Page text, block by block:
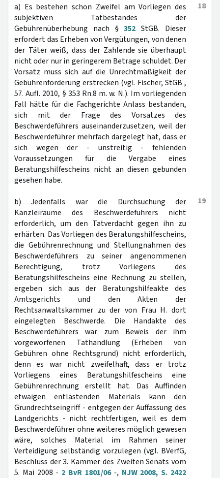
18
a) Es bestehen schon Zweifel am Vorliegen des
subjektiven Tatbestandes der
Gebührenüberhebung nach §352 StGB. Dieser
erfordert das Erheben von Vergütungen, von denen
der Täter weiß, dass der Zahlende sie überhaupt
nicht oder nur in geringerem Betrage schuldet. Der
Vorsatz muss sich auf die Unrechtmäßigkeit der
Gebührenforderung erstrecken (vgl. Fischer, StGB ,
57. Aufl. 2010, § 353 Rn.8 m. w. N.). Im vorliegenden
Fall hätte für die Fachgerichte Anlass bestanden,
sich mit der Frage des Vorsatzes des
Beschwerdeführers auseinanderzusetzen, weil der
Beschwerdeführer mehrfach dargelegt hat, dass er
sich wegen der - unstreitig - fehlenden
Voraussetzungen für die Vergabe eines
Beratungshilfescheins nicht an diesen gebunden
gesehen habe.
19
b) Jedenfalls war die Durchsuchung der
Kanzleiräume des Beschwerdeführers nicht
erforderlich, um den Tatverdacht gegen ihn zu
erhärten. Das Vorliegen des Beratungshilfescheins,
die Gebührenrechnung und Stellungnahmen des
Beschwerdeführers zu seiner angenommenen
Berechtigung, trotz Vorliegens des
Beratungshilfescheins eine Rechnung zu stellen,
ergeben sich aus der Beratungshilfeakte des
Amtsgerichts und den Akten der
Rechtsanwaltskammer zu der von Frau H. dort
eingelegten Beschwerde. Die Handakte des
Beschwerdeführers war zum Beweis der ihm
vorgeworfenen Tathandlung (Erheben von
Gebühren ohne Rechtsgrund) nicht erforderlich,
denn es war nicht zweifelhaft, dass er trotz
Vorliegens eines Beratungshilfescheins eine
Gebührenrechnung erstellt hat. Das Auffinden
etwaigen entlastenden Materials kann den
Grundrechtseingriff - entgegen der Auffassung des
Landgerichts - nicht rechtfertigen, weil es dem
Beschwerdeführer ohne weiteres möglich gewesen
wäre, solches Material im Rahmen seiner
Verteidigung selbständig vorzulegen (vgl. BVerfG,
Beschluss der 3. Kammer des Zweiten Senats vom
5. Mai 2008 - 2 BvR 1801/06-, NJW 2008, S. 2422